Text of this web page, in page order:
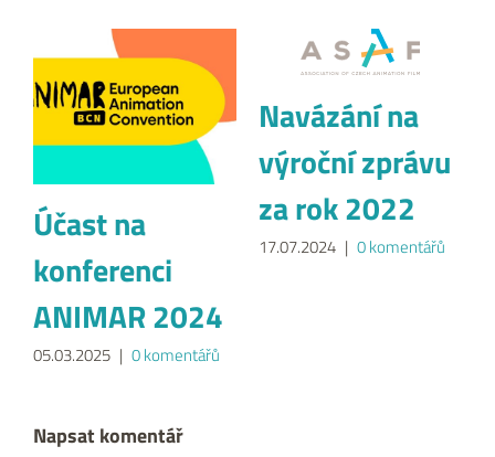
Účast na
konferenci
ANIMAR 2024
05.03.2025 | 0 komentářů
Navázání na
výroční zprávu
za rok 2022
17.07.2024 | 0 komentářů
Napsat komentář